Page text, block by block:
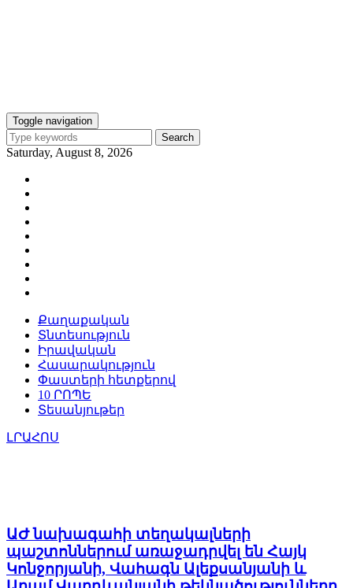
Toggle navigation
Search
Saturday, August 8, 2026
Քաղաքական
Տնտեսություն
Իրավական
Հասարակություն
Փաստերի հետքերով
10 ՐՈՊԵ
Տեսանյութեր
ԼՐԱՀՈՍ
ԱԺ նախագահի տեղակալների
պաշտոններում առաջադրվել են Հայկ
Կոնջորյանի, Վահագն Ալեքսանյանի և